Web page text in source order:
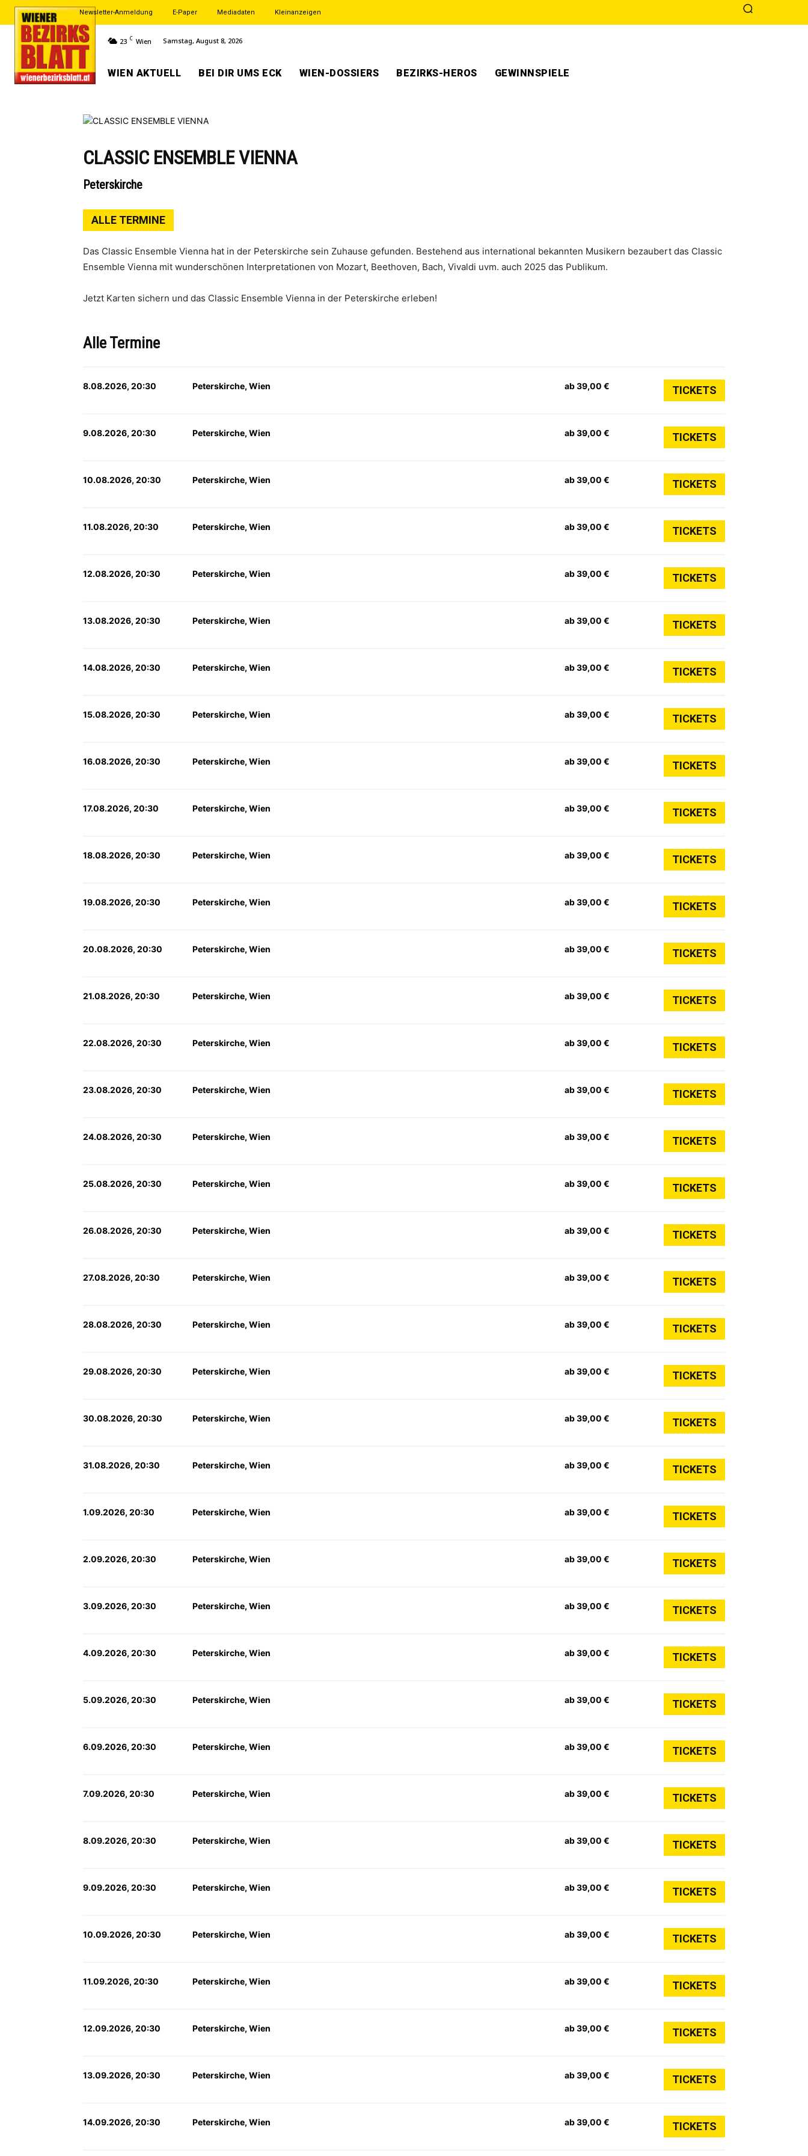
Newsletter-Anmeldung E-Paper Mediadaten Kleinanzeigen
23 C Wien Samstag, August 8, 2026
WIEN AKTUELL BEI DIR UMS ECK WIEN-DOSSIERS BEZIRKS-HEROS GEWINNSPIELE
CLASSIC ENSEMBLE VIENNA
Peterskirche
ALLE TERMINE
Das Classic Ensemble Vienna hat in der Peterskirche sein Zuhause gefunden. Bestehend aus international bekannten Musikern bezaubert das Classic
Ensemble Vienna mit wunderschönen Interpretationen von Mozart, Beethoven, Bach, Vivaldi uvm. auch 2025 das Publikum.
Jetzt Karten sichern und das Classic Ensemble Vienna in der Peterskirche erleben!
Alle Termine
8.08.2026, 20:30 Peterskirche, Wien ab 39,00 € TICKETS
9.08.2026, 20:30 Peterskirche, Wien ab 39,00 € TICKETS
10.08.2026, 20:30 Peterskirche, Wien ab 39,00 € TICKETS
11.08.2026, 20:30 Peterskirche, Wien ab 39,00 € TICKETS
12.08.2026, 20:30 Peterskirche, Wien ab 39,00 € TICKETS
13.08.2026, 20:30 Peterskirche, Wien ab 39,00 € TICKETS
14.08.2026, 20:30 Peterskirche, Wien ab 39,00 € TICKETS
15.08.2026, 20:30 Peterskirche, Wien ab 39,00 € TICKETS
16.08.2026, 20:30 Peterskirche, Wien ab 39,00 € TICKETS
17.08.2026, 20:30 Peterskirche, Wien ab 39,00 € TICKETS
18.08.2026, 20:30 Peterskirche, Wien ab 39,00 € TICKETS
19.08.2026, 20:30 Peterskirche, Wien ab 39,00 € TICKETS
20.08.2026, 20:30 Peterskirche, Wien ab 39,00 € TICKETS
21.08.2026, 20:30 Peterskirche, Wien ab 39,00 € TICKETS
22.08.2026, 20:30 Peterskirche, Wien ab 39,00 € TICKETS
23.08.2026, 20:30 Peterskirche, Wien ab 39,00 € TICKETS
24.08.2026, 20:30 Peterskirche, Wien ab 39,00 € TICKETS
25.08.2026, 20:30 Peterskirche, Wien ab 39,00 € TICKETS
26.08.2026, 20:30 Peterskirche, Wien ab 39,00 € TICKETS
27.08.2026, 20:30 Peterskirche, Wien ab 39,00 € TICKETS
28.08.2026, 20:30 Peterskirche, Wien ab 39,00 € TICKETS
29.08.2026, 20:30 Peterskirche, Wien ab 39,00 € TICKETS
30.08.2026, 20:30 Peterskirche, Wien ab 39,00 € TICKETS
31.08.2026, 20:30 Peterskirche, Wien ab 39,00 € TICKETS
1.09.2026, 20:30 Peterskirche, Wien ab 39,00 € TICKETS
2.09.2026, 20:30 Peterskirche, Wien ab 39,00 € TICKETS
3.09.2026, 20:30 Peterskirche, Wien ab 39,00 € TICKETS
4.09.2026, 20:30 Peterskirche, Wien ab 39,00 € TICKETS
5.09.2026, 20:30 Peterskirche, Wien ab 39,00 € TICKETS
6.09.2026, 20:30 Peterskirche, Wien ab 39,00 € TICKETS
7.09.2026, 20:30 Peterskirche, Wien ab 39,00 € TICKETS
8.09.2026, 20:30 Peterskirche, Wien ab 39,00 € TICKETS
9.09.2026, 20:30 Peterskirche, Wien ab 39,00 € TICKETS
10.09.2026, 20:30 Peterskirche, Wien ab 39,00 € TICKETS
11.09.2026, 20:30 Peterskirche, Wien ab 39,00 € TICKETS
12.09.2026, 20:30 Peterskirche, Wien ab 39,00 € TICKETS
13.09.2026, 20:30 Peterskirche, Wien ab 39,00 € TICKETS
14.09.2026, 20:30 Peterskirche, Wien ab 39,00 € TICKETS